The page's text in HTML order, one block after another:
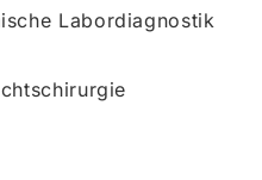
Labordiagnostik